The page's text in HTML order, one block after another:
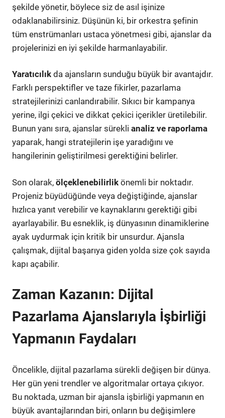
şekilde yönetir, böylece siz de asıl işinize
odaklanabilirsiniz. Düşünün ki, bir orkestra şefinin
tüm enstrümanları ustaca yönetmesi gibi, ajanslar da
projelerinizi en iyi şekilde harmanlayabilir.
Yaratıcılık da ajansların sunduğu büyük bir avantajdır.
Farklı perspektifler ve taze fikirler, pazarlama
stratejilerinizi canlandırabilir. Sıkıcı bir kampanya
yerine, ilgi çekici ve dikkat çekici içerikler üretilebilir.
Bunun yanı sıra, ajanslar sürekli analiz ve raporlama
yaparak, hangi stratejilerin işe yaradığını ve
hangilerinin geliştirilmesi gerektiğini belirler.
Son olarak, ölçeklenebilirlik önemli bir noktadır.
Projeniz büyüdüğünde veya değiştiğinde, ajanslar
hızlıca yanıt verebilir ve kaynaklarını gerektiği gibi
ayarlayabilir. Bu esneklik, iş dünyasının dinamiklerine
ayak uydurmak için kritik bir unsurdur. Ajansla
çalışmak, dijital başarıya giden yolda size çok sayıda
kapı açabilir.
Zaman Kazanın: Dijital
Pazarlama Ajanslarıyla İşbirliği
Yapmanın Faydaları
Öncelikle, dijital pazarlama sürekli değişen bir dünya.
Her gün yeni trendler ve algoritmalar ortaya çıkıyor.
Bu noktada, uzman bir ajansla işbirliği yapmanın en
büyük avantajlarından biri, onların bu değişimlere